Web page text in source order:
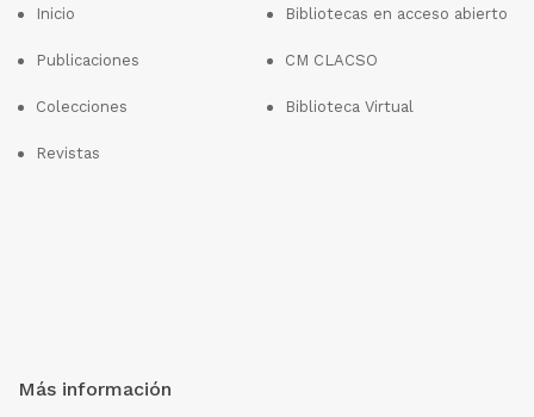
Inicio
Publicaciones
Colecciones
Revistas
Bibliotecas en acceso abierto
CM CLACSO
Biblioteca Virtual
Más información